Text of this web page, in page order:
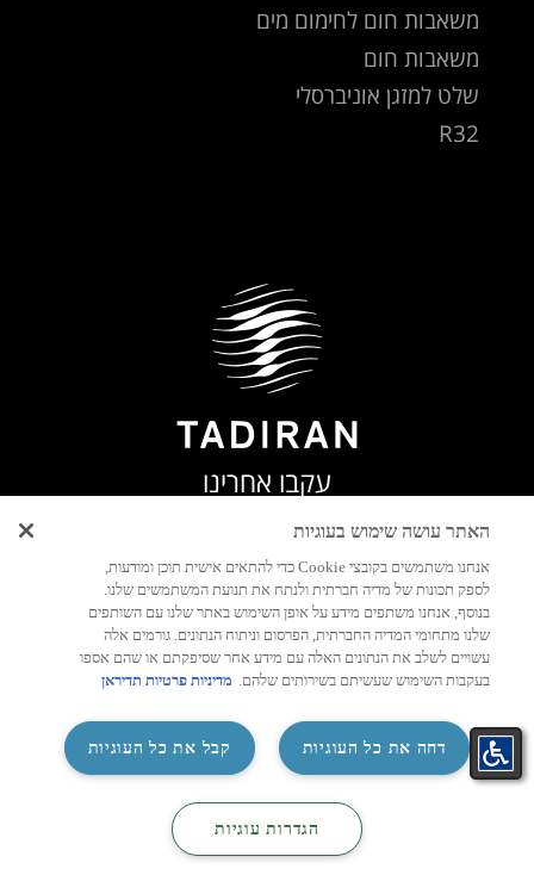
משאבות חום לחימום מים
משאבות חום
שלט למזגן אוניברסלי
R32
עקבו אחרינו
קטלוג
מיזוג
קטלוג
חשמל
האתר עושה שימוש בעוגיות
אנחנו משתמשים בקובצי Cookie כדי להתאים אישית תוכן ומודעות,
לספק תכונות של מדיה חברתית ולנתח את תנועת המשתמשים שלנו.
בנוסף, אנחנו משתפים מידע על אופן השימוש באתר שלנו עם השותפים
שלנו מתחומי המדיה החברתית, הפרסום וניתוח הנתונים. גורמים אלה
עשויים לשלב את הנתונים האלה עם מידע אחר שסיפקתם או שהם אספו
בעקבות השימוש שעשיתם בשירותים שלהם. מדיניות פרטיות תדיראן
קבל את כל העוגיות ‏דחה את כל העוגיות
‏הגדרות עוגיות